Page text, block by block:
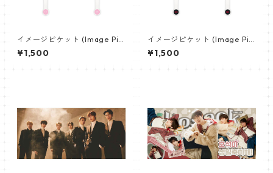
イメージピケット (Image Pic
ket) うちわ - ジョングク (JU
NGKOOK_21)
¥1,500
イメージピケット (Image Pic
ket) うちわ - 防弾少年団 (BTS
_10)
¥1,500